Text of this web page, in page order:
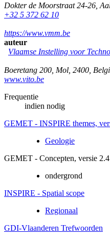
Dokter de Moorstraat 24-26
+32 5 372 62 10
https://www.vmm.be
auteur
Vlaamse Instelling voor
Boeretang 200 Mol 2400
www.vito.be
Frequentie
indien nodig
GEMET - INSPIRE themes,
Geologie
GEMET - Concepten, versie 2.4
ondergrond
INSPIRE - Spatial scope
Regionaal
GDI-Vlaanderen Trefwoorden